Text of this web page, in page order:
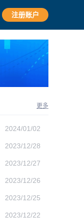
注册账户
更多
2024/01/02
2023/12/28
2023/12/27
2023/12/26
2023/12/25
2023/12/22